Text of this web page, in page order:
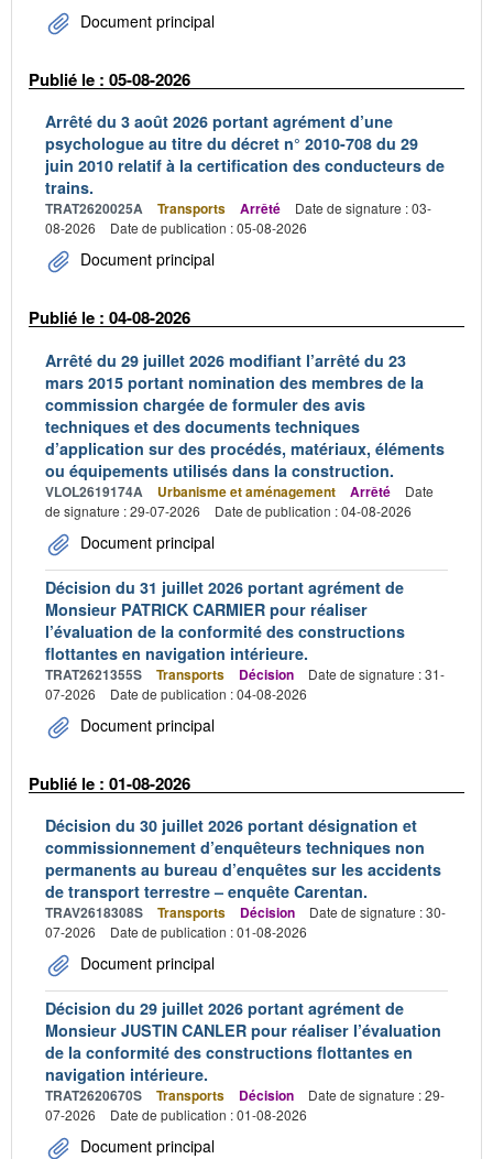
Document principal
Publié le : 05-08-2026
Arrêté du 3 août 2026 portant agrément d’une
psychologue au titre du décret n° 2010-708 du 29
juin 2010 relatif à la certification des conducteurs de
trains.
TRAT2620025A Transports Arrêté
Date de signature : 03-
08-2026
Date de publication : 05-08-2026
Document principal
Publié le : 04-08-2026
Arrêté du 29 juillet 2026 modifiant l’arrêté du 23
mars 2015 portant nomination des membres de la
commission chargée de formuler des avis
techniques et des documents techniques
d’application sur des procédés, matériaux, éléments
ou équipements utilisés dans la construction.
VLOL2619174A Urbanisme et aménagement Arrêté
Date
de signature : 29-07-2026
Date de publication : 04-08-2026
Document principal
Décision du 31 juillet 2026 portant agrément de
Monsieur PATRICK CARMIER pour réaliser
l’évaluation de la conformité des constructions
flottantes en navigation intérieure.
TRAT2621355S Transports Décision
Date de signature : 31-
07-2026
Date de publication : 04-08-2026
Document principal
Publié le : 01-08-2026
Décision du 30 juillet 2026 portant désignation et
commissionnement d’enquêteurs techniques non
permanents au bureau d’enquêtes sur les accidents
de transport terrestre – enquête Carentan.
TRAV2618308S Transports Décision
Date de signature : 30-
07-2026
Date de publication : 01-08-2026
Document principal
Décision du 29 juillet 2026 portant agrément de
Monsieur JUSTIN CANLER pour réaliser l’évaluation
de la conformité des constructions flottantes en
navigation intérieure.
TRAT2620670S Transports Décision
Date de signature : 29-
07-2026
Date de publication : 01-08-2026
Document principal